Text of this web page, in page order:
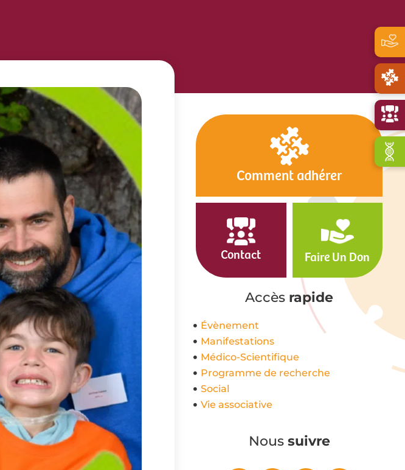
Comment adhérer
Contact Faire Un Don
Accès rapide
Évènement
Manifestations
Médico-Scientifique
Programme de recherche
Social
Vie associative
Nous suivre